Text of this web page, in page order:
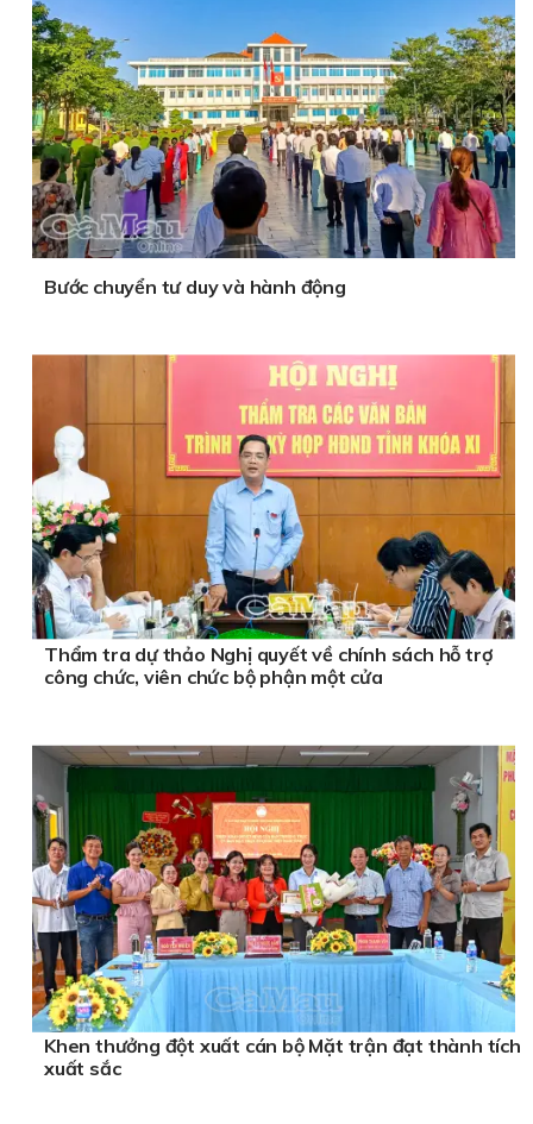
Bước chuyển tư duy và hành động
Thẩm tra dự thảo Nghị quyết về chính sách hỗ trợ
công chức, viên chức bộ phận một cửa
Khen thưởng đột xuất cán bộ Mặt trận đạt thành tích
xuất sắc